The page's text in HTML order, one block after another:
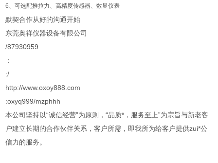
6、可选配推拉力、高精度传感器、数显仪表
默契合作从好的沟通开始
东莞奥祥仪器设备有限公司
/87930959
：
:/
http://www.oxoy888.com
:oxyq999/mzphhh
本公司坚持以“诚信经营”为原则，“品质*，服务至上”为宗旨与新老客
户建立长期的合作伙伴关系，客户所需，即我所为给客户提供zui*公
信力的服务。